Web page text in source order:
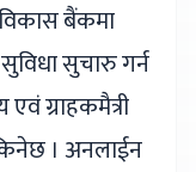
बैंकमा
सुचारु गर्न
ग्राहकमैत्री
। अनलाईन